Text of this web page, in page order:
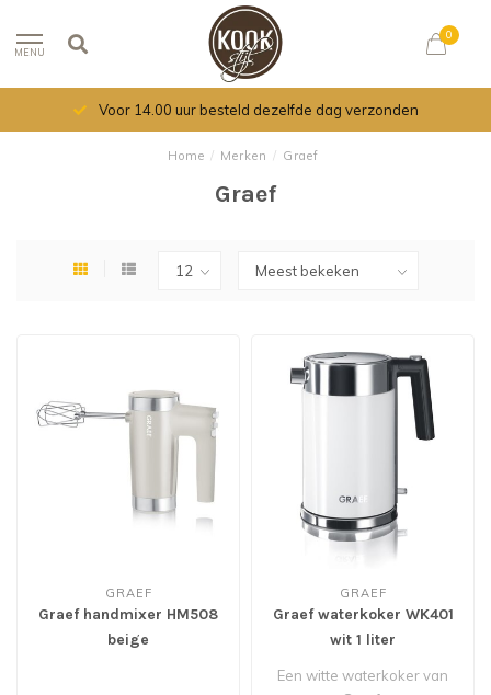
MENU
0
Voor 14.00 uur besteld dezelfde dag verzonden
Home / Merken / Graef
Graef
GRAEF
Graef handmixer HM508
beige
GRAEF
Graef waterkoker WK401
wit 1 liter
Een witte waterkoker van